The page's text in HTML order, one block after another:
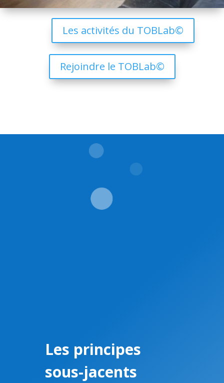
Les activités du TOBLab©
Rejoindre le TOBLab©
Les principes
sous-jacents